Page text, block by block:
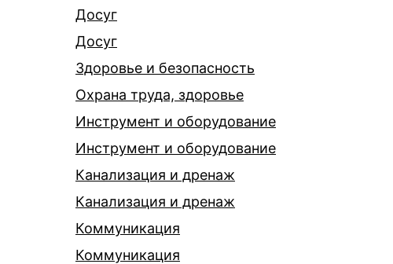
Досуг
Досуг
Здоровье и безопасность
Охрана труда, здоровье
Инструмент и оборудование
Инструмент и оборудование
Канализация и дренаж
Канализация и дренаж
Коммуникация
Коммуникация